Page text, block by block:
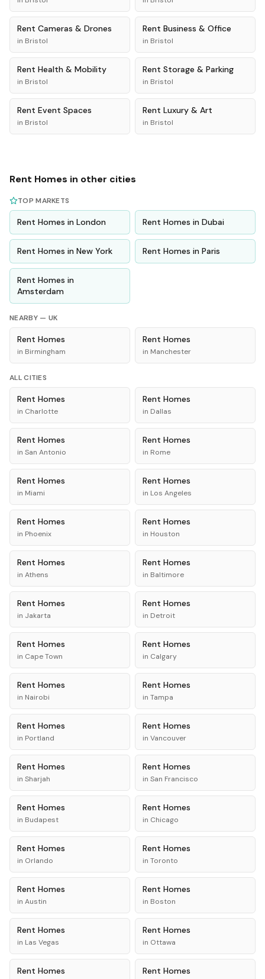
Rent Cameras & Drones
in Bristol
Rent Business & Office
in Bristol
Rent Health & Mobility
in Bristol
Rent Storage & Parking
in Bristol
Rent Event Spaces
in Bristol
Rent Luxury & Art
in Bristol
Rent Homes in other cities
TOP MARKETS
Rent Homes in London Rent Homes in Dubai
Rent Homes in New York Rent Homes in Paris
Rent Homes in
Amsterdam
NEARBY — UK
Rent Homes
in Birmingham
Rent Homes
in Manchester
ALL CITIES
Rent Homes
in Charlotte
Rent Homes
in Dallas
Rent Homes
in San Antonio
Rent Homes
in Rome
Rent Homes
in Miami
Rent Homes
in Los Angeles
Rent Homes
in Phoenix
Rent Homes
in Houston
Rent Homes
in Athens
Rent Homes
in Baltimore
Rent Homes
in Jakarta
Rent Homes
in Detroit
Rent Homes
in Cape Town
Rent Homes
in Calgary
Rent Homes
in Nairobi
Rent Homes
in Tampa
Rent Homes
in Portland
Rent Homes
in Vancouver
Rent Homes
in Sharjah
Rent Homes
in San Francisco
Rent Homes
in Budapest
Rent Homes
in Chicago
Rent Homes
in Orlando
Rent Homes
in Toronto
Rent Homes
in Austin
Rent Homes
in Boston
Rent Homes
in Las Vegas
Rent Homes
in Ottawa
Rent Homes Rent Homes